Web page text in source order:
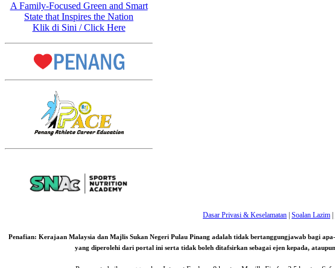
A Family-Focused Green and Smart
State that Inspires the Nation
Klik di Sini / Click Here
Dasar Privasi & Keselamatan Soalan Lazim
Penafian: Kerajaan Malaysia dan Majlis Sukan Negeri Pulau Pinang adalah tidak bertanggungjawab bagi
yang diperolehi dari portal ini serta tidak boleh ditafsirkan sebagai ejen kepada,